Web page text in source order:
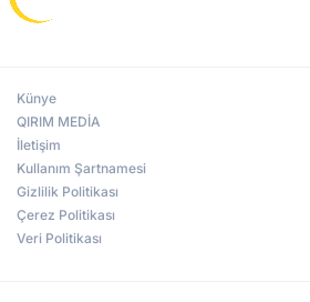
Künye
QIRIM MEDİA
İletişim
Kullanım Şartnamesi
Gizlilik Politikası
Çerez Politikası
Veri Politikası